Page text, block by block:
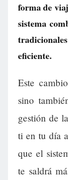
forma de
sistema
eficiente.
Este
sino
gestión de
ti en tu día
que el
te saldrá